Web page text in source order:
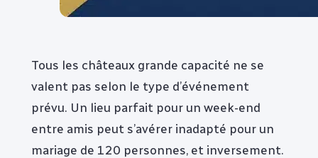
Tous les châteaux grande capacité ne se
valent pas selon le type d’événement
prévu. Un lieu parfait pour un week-end
entre amis peut s’avérer inadapté pour un
mariage de 120 personnes, et inversement.